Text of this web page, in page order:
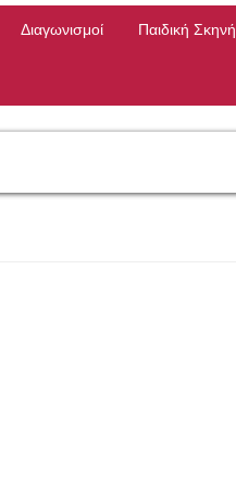
Διαγωνισμοί Παιδική Σκηνή